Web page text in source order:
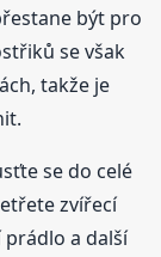
být pro
se však
takže je
se do celé
zvířecí
prádlo a další